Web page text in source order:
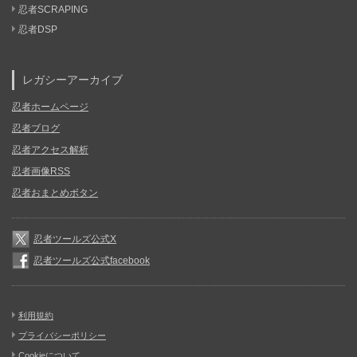
忍者SCRAPING
忍者DSP
レガシーアーカイブ
忍者ホームページ
忍者ブログ
忍者アクセス解析
忍者画像RSS
忍者おまとめボタン
忍者ツールズ公式X
忍者ツールズ公式facebook
利用規約
プライバシーポリシー